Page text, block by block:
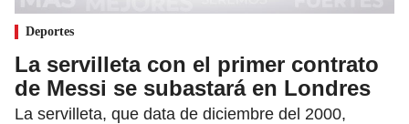
Deportes
La servilleta con el primer contrato
de Messi se subastará en Londres
La servilleta, que data de diciembre del 2000,